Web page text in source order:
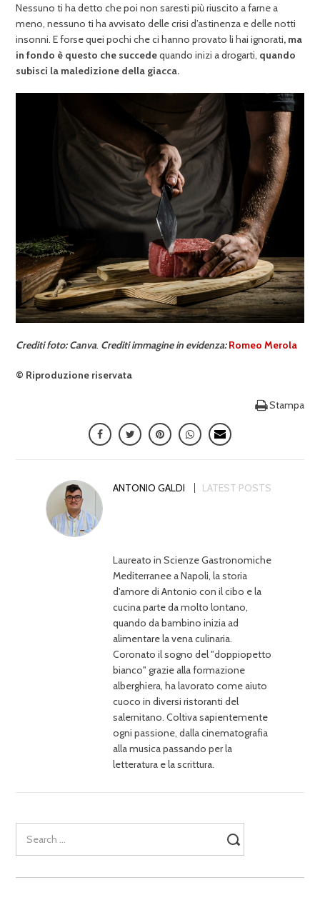
Nessuno ti ha detto che poi non saresti più riuscito a farne a
meno, nessuno ti ha avvisato delle crisi d’astinenza e delle notti
insonni. E forse quei pochi che ci hanno provato li hai ignorati, ma
in fondo è questo che succedequando inizi a drogarti, quando
subisci la maledizione della giacca.
Crediti foto: Canva. Creditiimmagine in evidenza:RomeoMerola
© Riproduzione riservata
Stampa
ANTONIO GALDI LATEST POSTS
Laureato in Scienze Gastronomiche
Mediterranee a Napoli, la storia
d'amore di Antonio con il cibo e la
cucina parte da molto lontano,
quando da bambino inizia ad
alimentare la vena culinaria.
Coronato il sogno del "doppiopetto
bianco" grazie alla formazione
alberghiera, ha lavorato come aiuto
cuoco in diversi ristoranti del
salernitano. Coltiva sapientemente
ogni passione, dalla cinematografia
alla musica passando per la
letteratura e la scrittura.
for: